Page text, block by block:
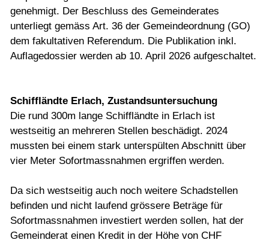
genehmigt. Der Beschluss des Gemeinderates
unterliegt gemäss Art. 36 der Gemeindeordnung (GO)
dem fakultativen Referendum. Die Publikation inkl.
Auflagedossier werden ab 10. April 2026 aufgeschaltet.
Schiffländte Erlach, Zustandsuntersuchung
Die rund 300m lange Schiffländte in Erlach ist
westseitig an mehreren Stellen beschädigt. 2024
mussten bei einem stark unterspülten Abschnitt über
vier Meter Sofortmassnahmen ergriffen werden.
Da sich westseitig auch noch weitere Schadstellen
befinden und nicht laufend grössere Beträge für
Sofortmassnahmen investiert werden sollen, hat der
Gemeinderat einen Kredit in der Höhe von CHF